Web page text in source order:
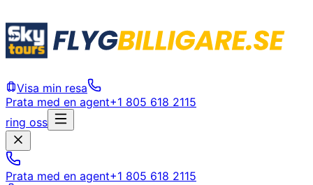
Visa min resa
Prata med en agent+1 805 618 2115
ring oss
Prata med en agent+1 805 618 2115